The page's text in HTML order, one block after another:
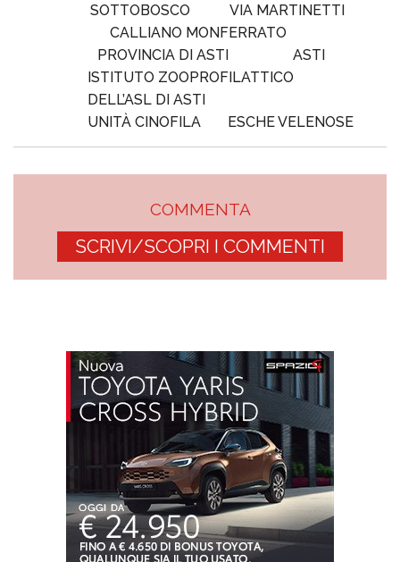
SOTTOBOSCO
VIA MARTINETTI
CALLIANO MONFERRATO
PROVINCIA DI ASTI
ASTI
ISTITUTO ZOOPROFILATTICO
DELL’ASL DI ASTI
UNITÀ CINOFILA
ESCHE VELENOSE
COMMENTA
SCRIVI/SCOPRI I COMMENTI